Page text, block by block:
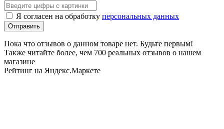
Я согласен на обработку персональных данных
Пока что отзывов о данном товаре нет. Будьте первым!
Также читайте более, чем 700 реальных отзывов о нашем
магазине
Рейтинг на Яндекс.Маркете